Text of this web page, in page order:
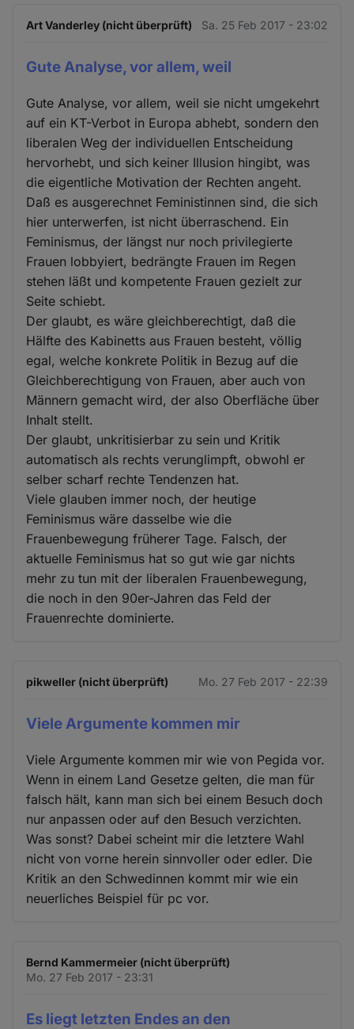
Art Vanderley (nicht überprüft) Sa. 25 Feb 2017 - 23:02
Gute Analyse, vor allem, weil
Gute Analyse, vor allem, weil sie nicht umgekehrt
auf ein KT-Verbot in Europa abhebt, sondern den
liberalen Weg der individuellen Entscheidung
hervorhebt, und sich keiner Illusion hingibt, was
die eigentliche Motivation der Rechten angeht.
Daß es ausgerechnet Feministinnen sind, die sich
hier unterwerfen, ist nicht überraschend. Ein
Feminismus, der längst nur noch privilegierte
Frauen lobbyiert, bedrängte Frauen im Regen
stehen läßt und kompetente Frauen gezielt zur
Seite schiebt.
Der glaubt, es wäre gleichberechtigt, daß die
Hälfte des Kabinetts aus Frauen besteht, völlig
egal, welche konkrete Politik in Bezug auf die
Gleichberechtigung von Frauen, aber auch von
Männern gemacht wird, der also Oberfläche über
Inhalt stellt.
Der glaubt, unkritisierbar zu sein und Kritik
automatisch als rechts verunglimpft, obwohl er
selber scharf rechte Tendenzen hat.
Viele glauben immer noch, der heutige
Feminismus wäre dasselbe wie die
Frauenbewegung früherer Tage. Falsch, der
aktuelle Feminismus hat so gut wie gar nichts
mehr zu tun mit der liberalen Frauenbewegung,
die noch in den 90er-Jahren das Feld der
Frauenrechte dominierte.
pikweller (nicht überprüft) Mo. 27 Feb 2017 - 22:39
Viele Argumente kommen mir
Viele Argumente kommen mir wie von Pegida vor.
Wenn in einem Land Gesetze gelten, die man für
falsch hält, kann man sich bei einem Besuch doch
nur anpassen oder auf den Besuch verzichten.
Was sonst? Dabei scheint mir die letztere Wahl
nicht von vorne herein sinnvoller oder edler. Die
Kritik an den Schwedinnen kommt mir wie ein
neuerliches Beispiel für pc vor.
Bernd Kammermeier (nicht überprüft)
Mo. 27 Feb 2017 - 23:31
Es liegt letzten Endes an den